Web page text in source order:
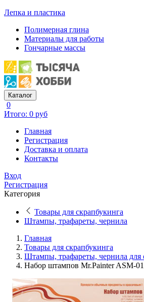
Лепка и пластика
Полимерная глина
Материалы для работы
Гончарные массы
Каталог
0
Итого: 0 руб
Главная
Регистрация
Доставка и оплата
Контакты
Вход
Регистрация
Категория
Товары для скрапбукинга
Штампы, трафареты, чернила
Главная
Товары для скрапбукинга
Штампы, трафареты, чернила для
Набор штампов Mr.Painter ASM-